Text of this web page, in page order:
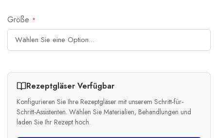
Größe
Rezeptgläser Verfügbar
Konfigurieren Sie Ihre Rezeptgläser mit unserem Schritt-für-
Schritt-Assistenten. Wählen Sie Materialien, Behandlungen und
laden Sie Ihr Rezept hoch.